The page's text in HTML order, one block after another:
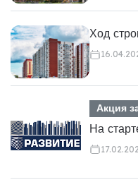
Ход
Акция
На